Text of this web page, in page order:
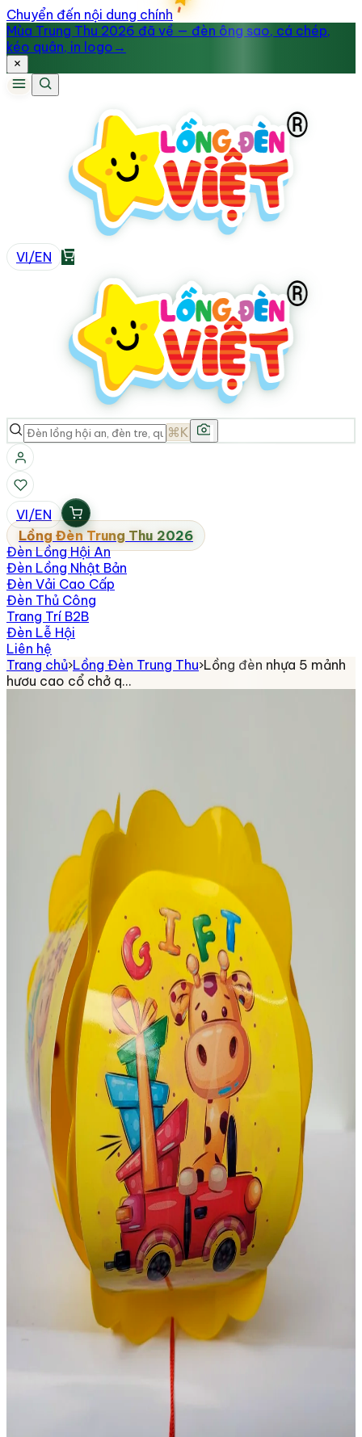
Chuyển đến nội dung chính
Mùa Trung Thu 2026 đã về — đèn ông sao, cá chép,
kéo quân, in logo →
VI/EN
⌘K
VI/EN
Lồng Đèn Trung Thu 2026
Đèn Lồng Hội An
Đèn Lồng Nhật Bản
Đèn Vải Cao Cấp
Đèn Thủ Công
Trang Trí B2B
Đèn Lễ Hội
Liên hệ
Trang chủ›Lồng Đèn Trung Thu›Lồng đèn nhựa 5 mảnh
hươu cao cổ chở q…